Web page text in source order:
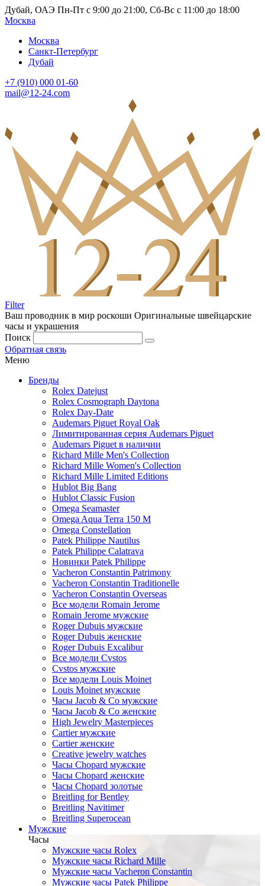
Дубай, ОАЭ Пн-Пт с 9:00 до 21:00, Сб-Вс с 11:00 до 18:00
Москва
Москва
Санкт-Петербург
Дубай
+7 (910) 000 01-60
mail@12-24.com
Filter
Ваш проводник в мир роскоши Оригинальные швейцарские
часы и украшения
Поиск
Обратная связь
Меню
Бренды
Rolex Datejust
Rolex Cosmograph Daytona
Rolex Day-Date
Audemars Piguet Royal Oak
Лимитированная серия Audemars Piguet
Audemars Piguet в наличии
Richard Mille Men's Collection
Richard Mille Women's Collection
Richard Mille Limited Editions
Hublot Big Bang
Hublot Classic Fusion
Omega Seamaster
Omega Aqua Terra 150 M
Omega Constellation
Patek Philippe Nautilus
Patek Philippe Calatrava
Новинки Patek Philippe
Vacheron Constantin Patrimony
Vacheron Constantin Traditionelle
Vacheron Constantin Overseas
Все модели Romain Jerome
Romain Jerome мужские
Roger Dubuis мужские
Roger Dubuis женские
Roger Dubuis Excalibur
Все модели Cvstos
Cvstos мужские
Все модели Louis Moinet
Louis Moinet мужские
Часы Jacob & Co мужские
Часы Jacob & Co женские
High Jewelry Masterpieces
Cartier мужские
Cartier женские
Creative jewelry watches
Часы Chopard мужские
Часы Сhopard женские
Часы Сhopard золотые
Breitling for Bentley
Breitling Navitimer
Breitling Superocean
Мужские
Часы
Мужские часы Rolex
Мужские часы Richard Mille
Мужские часы Vacheron Constantin
Мужские часы Patek Philippe